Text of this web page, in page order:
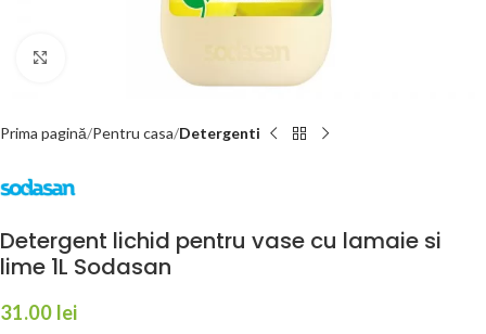
Faceți click pentru a mări
Prima pagină Pentru casa Detergenti
Detergent lichid pentru vase cu lamaie si
lime 1L Sodasan
31.00 lei